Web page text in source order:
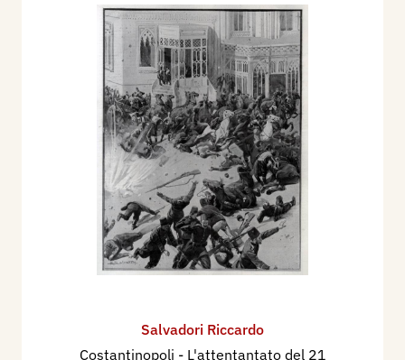
Salvadori Riccardo
Costantinopoli - L'attentantato del 21